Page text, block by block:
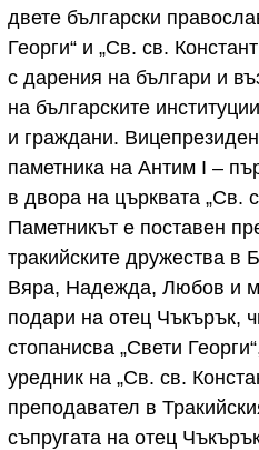
двете български
Георги“ и „Св. св.
с дарения на българи и
на българските
и граждани.
паметника на Антим I –
в двора на църквата „Св.
Паметникът е поставен
тракийските дружества в
Вяра, Надежда, Любов и
подари на отец Чъкърък,
стопанисва „Свети
уредник на „Св. св.
преподавател в
съпругата на отец